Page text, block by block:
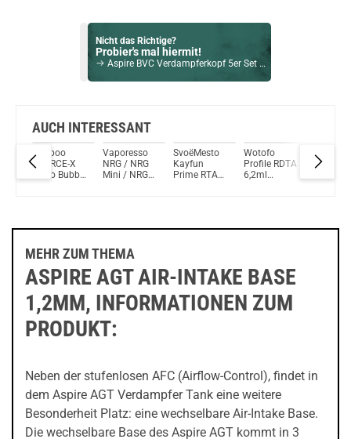
Nicht das Richtige?
Probier's mal hiermit!
Aspire BVC Verdampferkopf 5er Set (1.6 Ohm)
Demon Killer Raging Fire Coil Fertigwickelung Typ D
Du willst Kröten sparen?
Schau mal hier!
Dovpo Ayce Pro Pod System Kit Blau
AUCH INTERESSANT
Voopoo
UFORCE-X
Nano Bubble
Vaporesso
NRG / NRG
Mini / NRG
SvoëMesto
Kayfun
Prime RTA
Wotofo
Profile RDTA
6,2ml
x
MEHR ZUM THEMA
ASPIRE AGT AIR-INTAKE BASE
1,2MM, INFORMATIONEN ZUM
PRODUKT:
Neben der stufenlosen AFC (Airflow-Control), findet in
dem Aspire AGT Verdampfer Tank eine weitere
Besonderheit Platz: eine wechselbare Air-Intake Base.
Die wechselbare Base des Aspire AGT kommt in 3